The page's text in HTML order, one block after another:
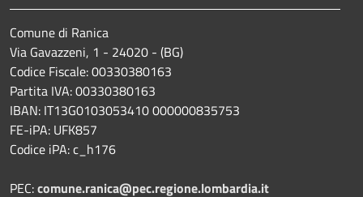
Comune di Ranica
Via Gavazzeni, 1 - 24020 - (BG)
Codice Fiscale: 00330380163
Partita IVA: 00330380163
IBAN: IT13G0103053410 000000835753
FE-iPA: UFK857
Codice iPA: c_h176
PEC:comune.ranica@pec.regione.lombardia.it